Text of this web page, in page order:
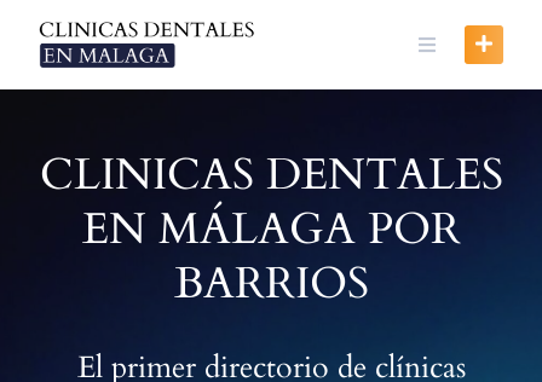
content
CLINICAS DENTALES
EN MÁLAGA POR
BARRIOS
El primer directorio de clínicas